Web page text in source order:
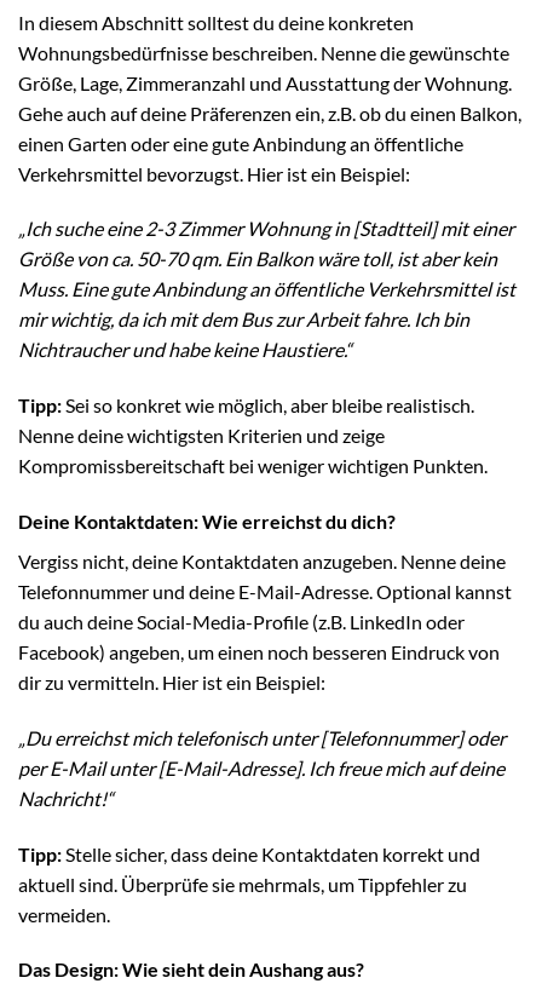
In diesem Abschnitt solltest du deine konkreten
Wohnungsbedürfnisse beschreiben. Nenne die gewünschte
Größe, Lage, Zimmeranzahl und Ausstattung der Wohnung.
Gehe auch auf deine Präferenzen ein, z.B. ob du einen Balkon,
einen Garten oder eine gute Anbindung an öffentliche
Verkehrsmittel bevorzugst. Hier ist ein Beispiel:
„Ich suche eine 2-3 Zimmer Wohnung in [Stadtteil] mit einer
Größe von ca. 50-70 qm. Ein Balkon wäre toll, ist aber kein
Muss. Eine gute Anbindung an öffentliche Verkehrsmittel ist
mir wichtig, da ich mit dem Bus zur Arbeit fahre. Ich bin
Nichtraucher und habe keine Haustiere.“
Tipp:Sei so konkret wie möglich, aber bleibe realistisch.
Nenne deine wichtigsten Kriterien und zeige
Kompromissbereitschaft bei weniger wichtigen Punkten.
Deine Kontaktdaten: Wie erreichst du dich?
Vergiss nicht, deine Kontaktdaten anzugeben. Nenne deine
Telefonnummer und deine E-Mail-Adresse. Optional kannst
du auch deine Social-Media-Profile (z.B. LinkedIn oder
Facebook) angeben, um einen noch besseren Eindruck von
dir zu vermitteln. Hier ist ein Beispiel:
„Du erreichst mich telefonisch unter [Telefonnummer] oder
per E-Mail unter [E-Mail-Adresse]. Ich freue mich auf deine
Nachricht!“
Tipp: Stelle sicher, dass deine Kontaktdaten korrekt und
aktuell sind. Überprüfe sie mehrmals, um Tippfehler zu
vermeiden.
Das Design: Wie sieht dein Aushang aus?